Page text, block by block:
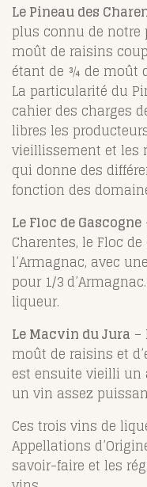
Le Pineau des
plus connu de notre
moût de raisins
étant de ¾ de moût
La particularité du
cahier des charges
libres les
vieillissement et les
qui donne des
fonction des
Le Floc de Gascogne
Charentes, le Floc
l’Armagnac, avec
pour 1/3
liqueur.
Le Macvin du Jura –
moût de raisins et
est ensuite vieilli un
un vin assez
Ces trois vins de
Appellations
savoir-faire et les